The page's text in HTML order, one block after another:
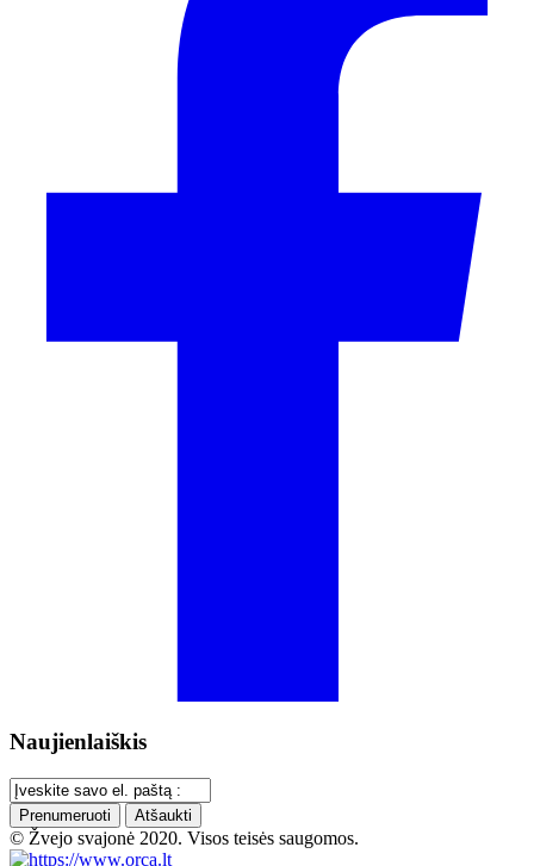
Naujienlaiškis
Prenumeruoti Atšaukti
© Žvejo svajonė 2020. Visos teisės saugomos.